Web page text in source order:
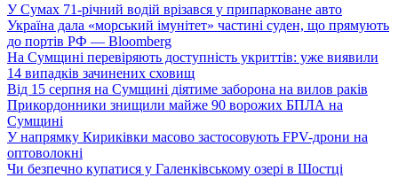
У Сумах 71-річний водій врізався у припарковане авто
Україна дала «морський імунітет» частині суден, що прямують
до портів РФ — Bloomberg
На Сумщині перевіряють доступність укриттів: уже виявили
14 випадків зачинених сховищ
Від 15 серпня на Сумщині діятиме заборона на вилов раків
Прикордонники знищили майже 90 ворожих БПЛА на
Сумщині
У напрямку Кириківки масово застосовують FPV-дрони на
оптоволокні
Чи безпечно купатися у Галенківському озері в Шостці